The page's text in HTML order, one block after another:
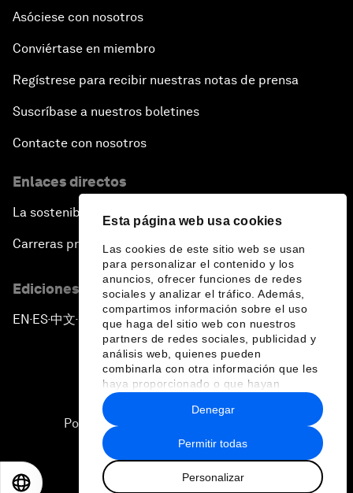
Esta página web usa cookies
Las cookies de este sitio web se usan
para personalizar el contenido y los
anuncios, ofrecer funciones de redes
sociales y analizar el tráfico. Además,
compartimos información sobre el uso
que haga del sitio web con nuestros
partners de redes sociales, publicidad y
análisis web, quienes pueden
combinarla con otra información que les
haya proporcionado o que hayan
recopilado a partir del uso que haya
hecho de sus servicios.
Permitir todas
Personalizar
Denegar
Asóciese con nosotros
Conviértase en miembro
Regístrese para recibir nuestras notas de prensa
Suscríbase a nuestros boletines
Contacte con nosotros
Enlaces directos
La sostenibilidad en el Foro
Carreras profesionales
Ediciones en otros idiomas
EN ▪ES▪中文▪ 日本語
Política de privacidad y normas de uso
Sitemap
2026 Foro Económico Mundial